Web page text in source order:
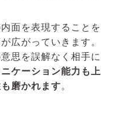
面を表現することを
広がっていきます。
思を誤解なく相手に
ケーション能力も上
磨かれます。